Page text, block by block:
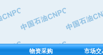
物资采购 市场交